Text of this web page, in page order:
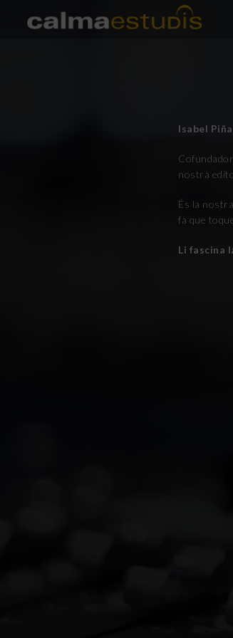
Isabel Piña
nostra
És la
fa que
Li fascina